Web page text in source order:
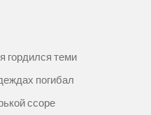
гордился теми
погибал
ссоре